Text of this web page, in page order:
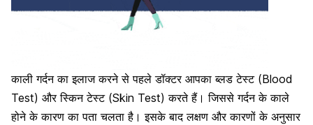
काली गर्दन का इलाज करने से पहले डॉक्टर आपका ब्लड टेस्ट (Blood
Test) और स्किन टेस्ट (Skin Test) करते हैं। जिससे गर्दन के काले
होने के कारण का पता चलता है। इसके बाद लक्षण और कारणों के अनुसार